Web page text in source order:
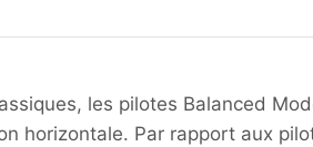
les pilotes Balanced
horizontale. Par rapport aux